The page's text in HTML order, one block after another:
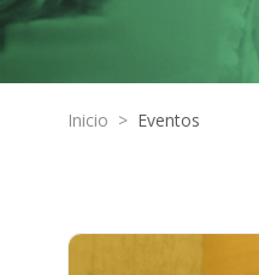
Inicio > Eventos